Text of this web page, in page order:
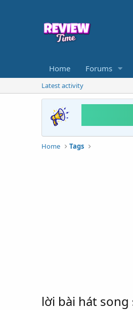
Home Forums
Latest activity
Home Tags
lời bài hát